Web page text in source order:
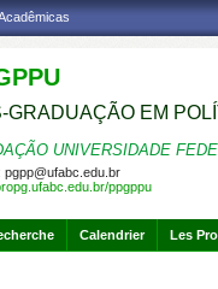
GRADUAÇÃO EM
UNIVERSIDADE
pgpp@ufabc.edu.br
ppgppu
Calendrier Les